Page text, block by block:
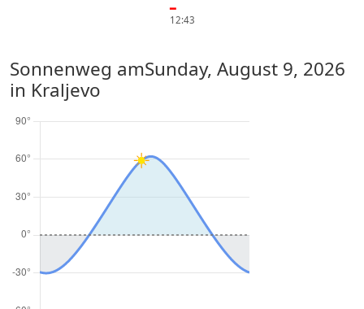
━
12:43
Sonnenweg amSunday, August 9, 2026
in Kraljevo